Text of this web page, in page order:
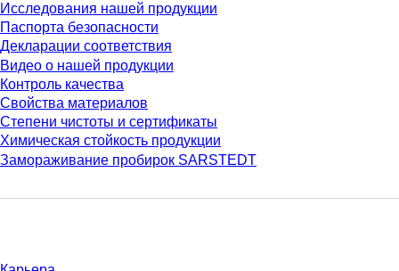
Исследования нашей продукции
Паспорта безопасности
Декларации соответствия
Видео о нашей продукции
Контроль качества
Свойства материалов
Степени чистоты и сертификаты
Химическая стойкость продукции
Замораживание пробирок SARSTEDT